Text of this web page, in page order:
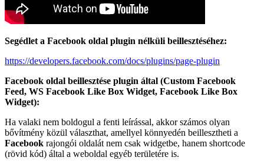
Segédlet a Facebook oldal plugin nélküli beillesztéséhez:
https://developers.facebook.com/docs/plugins/page-plugin
Facebook oldal beillesztése plugin által (Custom Facebook
Feed, WS Facebook Like Box Widget, Facebook Like Box
Widget):
Ha valaki nem boldogul a fenti leírással, akkor számos olyan
bővítmény közül választhat, amellyel könnyedén beillesztheti a
Facebook rajongói oldalát nem csak widgetbe, hanem shortcode
(rövid kód) által a weboldal egyéb területére is.